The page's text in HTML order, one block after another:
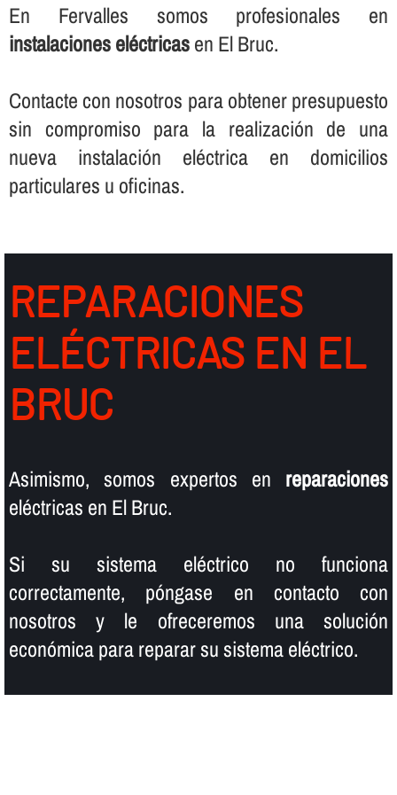
En Fervalles somos profesionales en
instalaciones eléctricasen El Bruc.
Contacte con nosotros para obtener presupuesto
sin compromiso para la realización de una
nueva instalación eléctrica en domicilios
particulares u oficinas.
REPARACIONES
ELÉCTRICAS EN EL
BRUC
Asimismo, somos expertos en reparaciones
eléctricas en El Bruc.
Si su sistema eléctrico no funciona
correctamente, póngase en contacto con
nosotros y le ofreceremos una solución
económica para reparar su sistema eléctrico.